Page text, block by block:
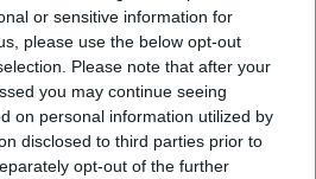
or sensitive information for
please use the below opt-out
Please note that after your
you may continue seeing
on personal information utilized by
disclosed to third parties prior to
opt-out of the further
sucht, sollte die Logik des
Es ist kein gewöhnliches
sondern ein multifunktionaler
bei dem sich Parken,
Flächenmanagement